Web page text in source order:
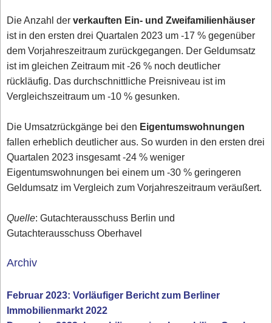
Die Anzahl derverkauften Ein- und Zweifamilienhäuser
ist in den ersten drei Quartalen 2023 um -17 % gegenüber
dem Vorjahreszeitraum zurückgegangen. Der Geldumsatz
ist im gleichen Zeitraum mit -26 % noch deutlicher
rückläufig. Das durchschnittliche Preisniveau ist im
Vergleichszeitraum um -10 % gesunken.
Die Umsatzrückgänge bei den Eigentumswohnungen
fallen erheblich deutlicher aus. So wurden in den ersten drei
Quartalen 2023 insgesamt -24 % weniger
Eigentumswohnungen bei einem um -30 % geringeren
Geldumsatz im Vergleich zum Vorjahreszeitraum veräußert.
Quelle: Gutachterausschuss Berlin und
Gutachterausschuss Oberhavel
Archiv
Februar 2023: Vorläufiger Bericht zum Berliner
Immobilienmarkt 2022